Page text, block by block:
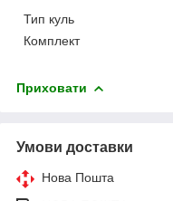
Тип куль
Комплект
Приховати
Умови доставки
Нова Пошта